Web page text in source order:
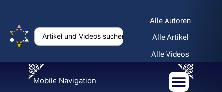
Alle Autoren
Alle Artikel
Alle Videos
Mobile Navigation